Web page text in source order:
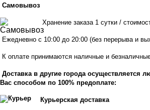
Самовывоз
Хранение заказа 1 сутки /
Ежедневно с 10:00 до 20:00 (без перерыва и
К оплате принимаются наличные и
Доставка в другие города
Вас способом по 100% предоплате:
Курьерская доставка